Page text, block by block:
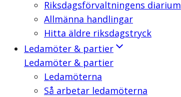
Riksdagsförvaltningens diarium
Allmänna handlingar
Hitta äldre riksdagstryck
Ledamöter & partier
Ledamöter & partier
Ledamöterna
Så arbetar ledamöterna